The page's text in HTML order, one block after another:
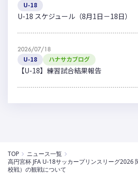
U-18
U-18 スケジュール（8月1日－18日）
2026/07/18
U-18 ハナサカブログ
【U-18】練習試合結果報告
TOP
ニュース一覧
高円宮杯 JFA U-18サッカープリンスリーグ2026
校戦）の観戦について